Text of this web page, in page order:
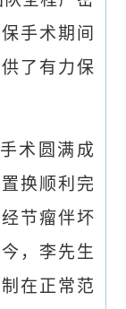
手术期间
了有力保
术圆满成
换顺利完
节瘤伴坏
，李先生
在正常范